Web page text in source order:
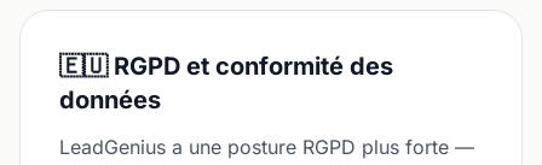
🇪🇺 RGPD et conformité des
données
LeadGenius a une posture RGPD plus forte —